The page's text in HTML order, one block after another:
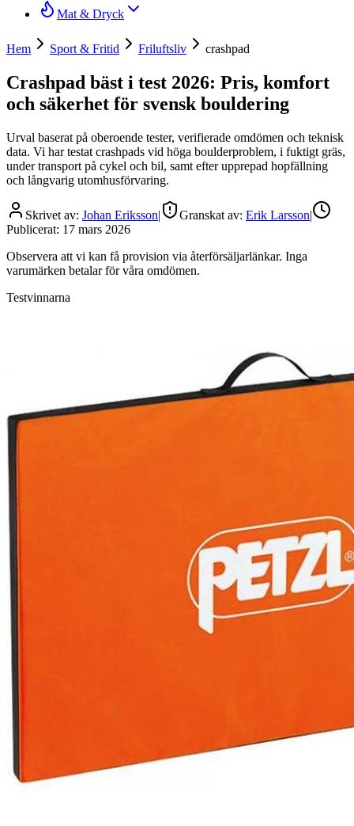
Mat & Dryck
Hem Sport & Fritid Friluftsliv crashpad
Crashpad bäst i test 2026: Pris, komfort
och säkerhet för svensk bouldering
Urval baserat på oberoende tester, verifierade omdömen och teknisk
data. Vi har testat crashpads vid höga boulderproblem, i fuktigt gräs,
under transport på cykel och bil, samt efter upprepad hopfällning
och långvarig utomhusförvaring.
Skrivet av: Johan Eriksson| Granskat av: Erik Larsson|
Publicerat: 17 mars 2026
Observera att vi kan få provision via återförsäljarlänkar. Inga
varumärken betalar för våra omdömen.
Testvinnarna